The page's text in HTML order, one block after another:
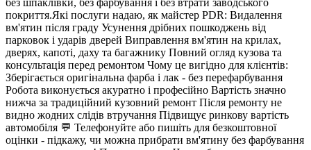
покриття.Які послуги надаю, як майстер PDR: Видалення
вм'ятин після граду Усунення дрібних пошкоджень від
парковок і ударів дверей Виправлення вм'ятин на крилах,
дверях, капоті, даху та багажнику Повний огляд кузова та
консультація перед ремонтом Чому це вигідно для клієнтів:
Зберігається оригінальна фарба і лак - без перефарбування
Робота виконується акуратно і професійно Вартість значно
нижча за традиційний кузовний ремонт Після ремонту не
видно жодних слідів втручання Підвищує ринкову вартість
автомобіля 💬 Телефонуйте або пишіть для безкоштовної
оцінки - підкажу, чи можна прибрати вм'ятину без фарбування